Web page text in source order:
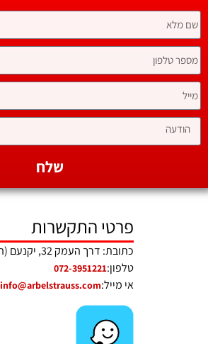
שלח
פרטי התקשרות
כתובת: דרך העמק 32, יקנעם (המושבה)
טלפון:072-3951221
אי מייל:info@arbelstrauss.com